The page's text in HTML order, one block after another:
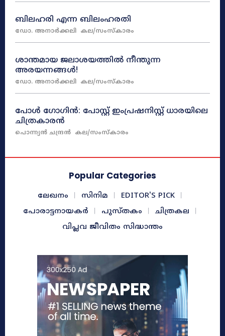
ബിലഹരി എന്ന ബിലംഹരതി
ഡോ. അനാർക്കലി കല/സംസ്കാരം
ശാന്തമായ ജലാശയത്തിൽ നീന്തുന്ന
അരയന്നങ്ങൾ!
ഡോ. അനാർക്കലി കല/സംസ്കാരം
പോൾ ഗോഗിൻ: പോസ്റ്റ്‌ ഇംപ്രഷനിസ്റ്റ്‌ ധാരയിലെ
ചിത്രകാരൻ
പൊന്ന്യൻ ചന്ദ്രൻ കല/സംസ്കാരം
Popular Categories
ലേഖനം സിനിമ
EDITOR'S PICK
പോരാട്ടനായകർ
പുസ്തകം
ചിത്രകല
വിപ്ലവ ജീവിതം സിദ്ധാന്തം